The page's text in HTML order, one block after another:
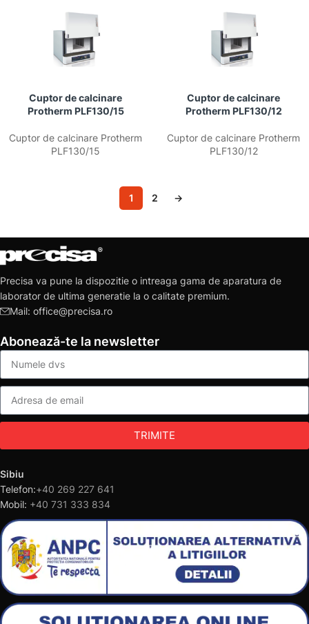
Cuptor de calcinare
Protherm PLF130/15
Cuptor de calcinare Protherm
PLF130/15
Cuptor de calcinare
Protherm PLF130/12
Cuptor de calcinare Protherm
PLF130/12
1 2 →
Precisa va pune la dispozitie o intreaga gama de aparatura de
laborator de ultima generatie la o calitate premium.
Mail: office@precisa.ro
Abonează-te la newsletter
TRIMITE
Sibiu
Telefon:+40 269 227 641
Mobil: +40 731 333 834